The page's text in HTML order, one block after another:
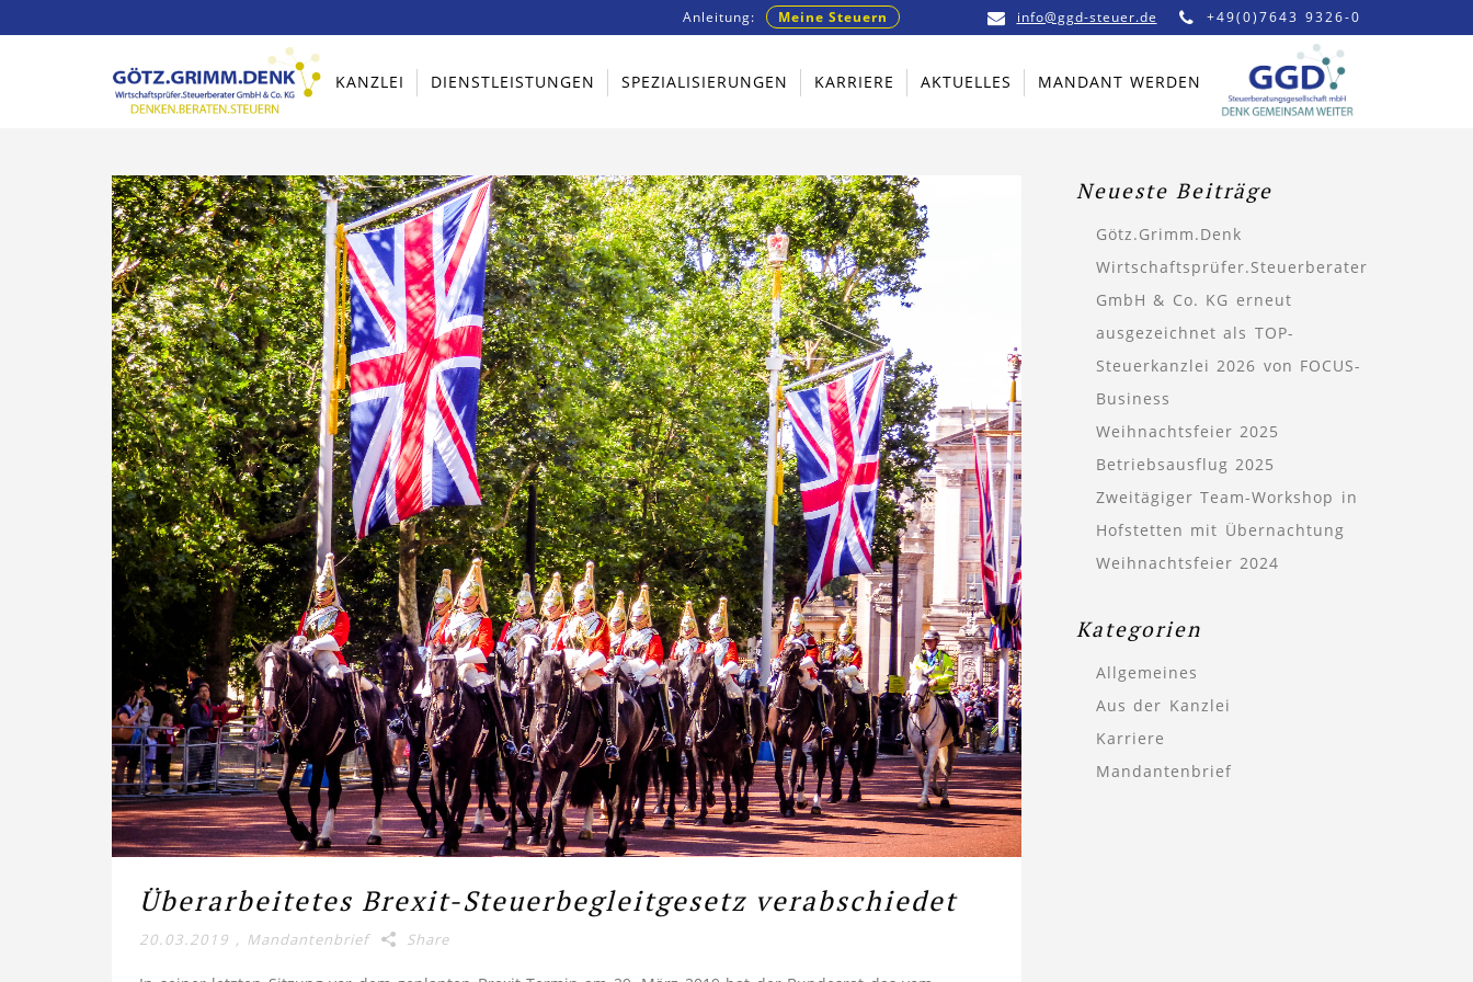
Anleitung: Meine Steuern info@ggd-steuer.de +49(0)7643 9326-0
KANZLEI DIENSTLEISTUNGEN SPEZIALISIERUNGEN KARRIERE AKTUELLES MANDANT WERDEN
Überarbeitetes Brexit-Steuerbegleitgesetz verabschiedet
20.03.2019 , Mandantenbrief Share
Neueste Beiträge
Götz.Grimm.Denk
Wirtschaftsprüfer.Steuerberater
GmbH & Co. KG erneut
ausgezeichnet als TOP-
Steuerkanzlei 2026 von FOCUS-
Business
Weihnachtsfeier 2025
Betriebsausflug 2025
Zweitägiger Team-Workshop in
Hofstetten mit Übernachtung
Weihnachtsfeier 2024
Kategorien
Allgemeines
Aus der Kanzlei
Karriere
Mandantenbrief